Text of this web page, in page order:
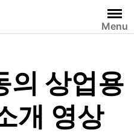
Menu
의 상업용
개 영상